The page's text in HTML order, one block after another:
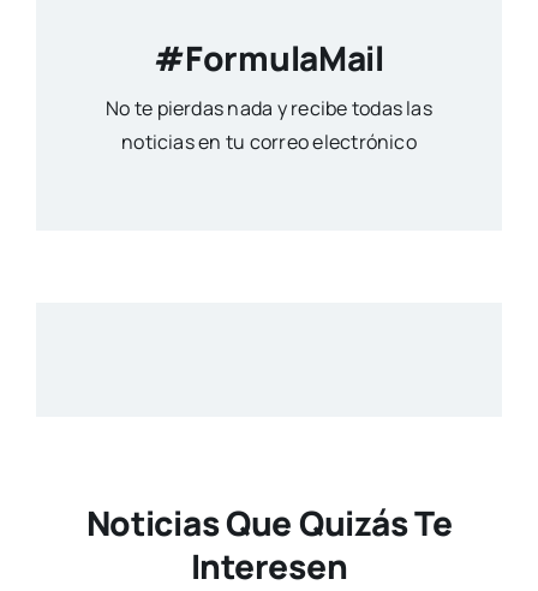
#FormulaMail
No te pierdas nada y recibe todas las
noticias en tu correo electrónico
Noticias Que Quizás Te
Interesen